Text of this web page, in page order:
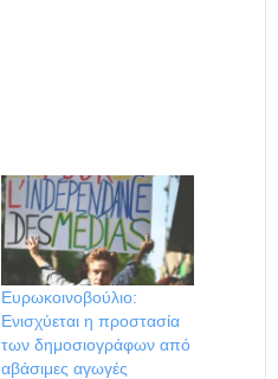
Ευρωκοινοβούλιο:
Ενισχύεται η προστασία
των δημοσιογράφων από
αβάσιμες αγωγές